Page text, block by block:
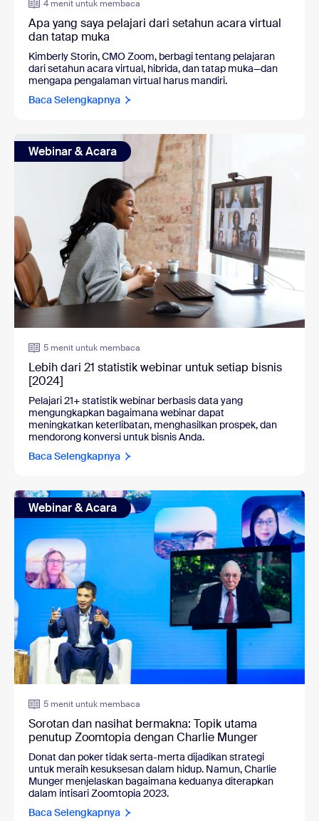
4 menit untuk membaca
Apa yang saya pelajari dari setahun acara virtual
dan tatap muka
Kimberly Storin, CMO Zoom, berbagi tentang pelajaran
dari setahun acara virtual, hibrida, dan tatap muka—dan
mengapa pengalaman virtual harus mandiri.
Baca Selengkapnya
Webinar & Acara
5 menit untuk membaca
Lebih dari 21 statistik webinar untuk setiap bisnis
[2024]
Pelajari 21+ statistik webinar berbasis data yang
mengungkapkan bagaimana webinar dapat
meningkatkan keterlibatan, menghasilkan prospek, dan
mendorong konversi untuk bisnis Anda.
Baca Selengkapnya
Webinar & Acara
5 menit untuk membaca
Sorotan dan nasihat bermakna: Topik utama
penutup Zoomtopia dengan Charlie Munger
Donat dan poker tidak serta-merta dijadikan strategi
untuk meraih kesuksesan dalam hidup. Namun, Charlie
Munger menjelaskan bagaimana keduanya diterapkan
dalam intisari Zoomtopia 2023.
Baca Selengkapnya